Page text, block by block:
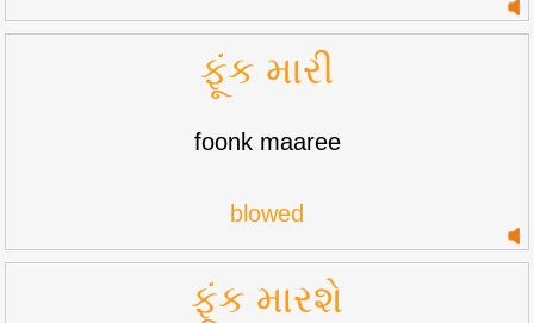
ફૂંક મારી
foonk maaree
blowed
ફૂંક મારશે